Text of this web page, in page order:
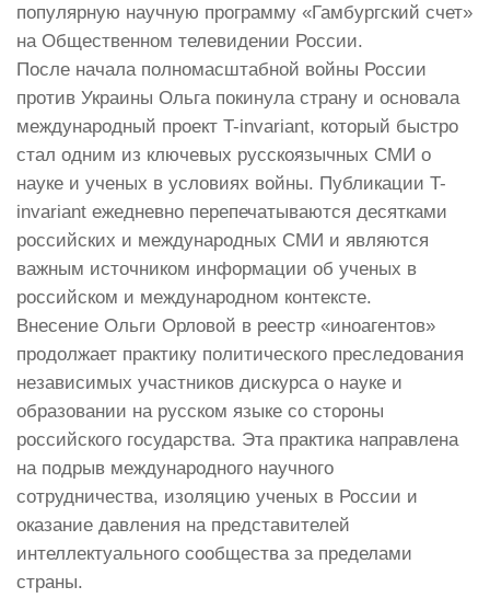
популярную научную программу «Гамбургский счет»
на Общественном телевидении России.
После начала полномасштабной войны России
против Украины Ольга покинула страну и основала
международный проект T-invariant, который быстро
стал одним из ключевых русскоязычных СМИ о
науке и ученых в условиях войны. Публикации T-
invariant ежедневно перепечатываются десятками
российских и международных СМИ и являются
важным источником информации об ученых в
российском и международном контексте.
Внесение Ольги Орловой в реестр «иноагентов»
продолжает практику политического преследования
независимых участников дискурса о науке и
образовании на русском языке со стороны
российского государства. Эта практика направлена
на подрыв международного научного
сотрудничества, изоляцию ученых в России и
оказание давления на представителей
интеллектуального сообщества за пределами
страны.